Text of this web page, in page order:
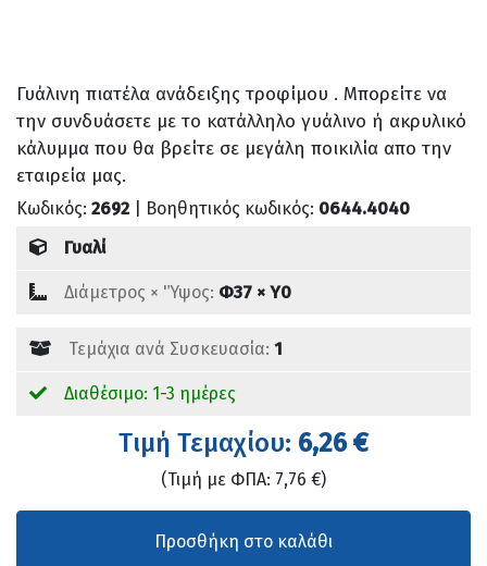
Γυάλινη πιατέλα ανάδειξης τροφίμου . Μπορείτε να
την συνδυάσετε με το κατάλληλο γυάλινο ή ακρυλικό
κάλυμμα που θα βρείτε σε μεγάλη ποικιλία απο την
εταιρεία μας.
Κωδικός: 2692 | Βοηθητικός κωδικός: 0644.4040
Γυαλί
Διάμετρος × 'Ύψος: Φ37 × Υ0
Τεμάχια ανά Συσκευασία: 1
Διαθέσιμο: 1-3 ημέρες
Tιμή Τεμαχίου: 6,26 €
(Τιμή με ΦΠΑ: 7,76 €)